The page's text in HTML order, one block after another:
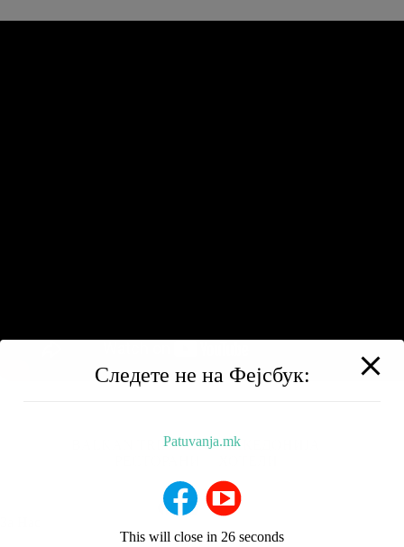
BALKAN TRIP
НИЗ МАКЕДОНИЈА
Следете не на Фејсбук:
Patuvanja.mk
This will close in 25 seconds